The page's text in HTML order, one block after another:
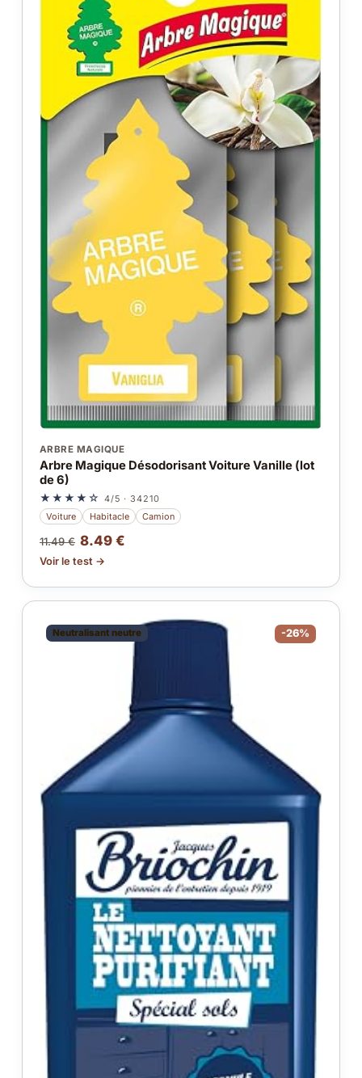
ARBRE MAGIQUE
Arbre Magique Désodorisant Voiture Vanille (lot
de 6)
★★★★☆ 4/5 · 34210
Voiture
Habitacle Camion
11.49 € 8.49 €
Voir le test →
Neutralisant neutre -26%